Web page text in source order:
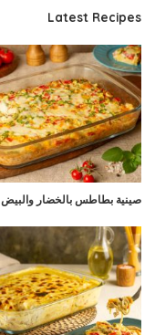
Latest Recipes
صينية بطاطس بالخضار والبيض